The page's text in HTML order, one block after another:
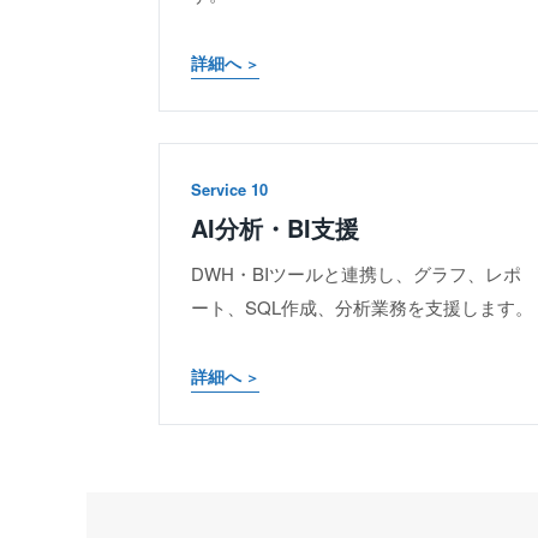
詳細へ
Service 10
AI分析・BI支援
DWH・BIツールと連携し、グラフ、レポ
ート、SQL作成、分析業務を支援します。
詳細へ